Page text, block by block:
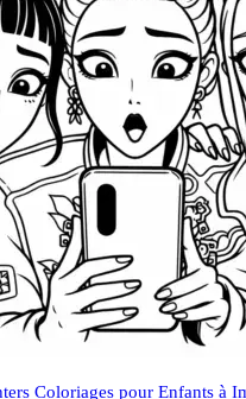
Coloriages pour Enfants à